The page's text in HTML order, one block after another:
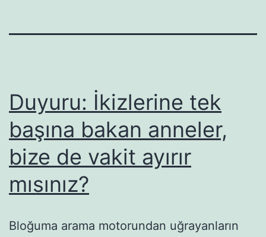
Duyuru: İkizlerine tek
başına bakan anneler,
bize de vakit ayırır
mısınız?
Bloğuma arama motorundan uğrayanların